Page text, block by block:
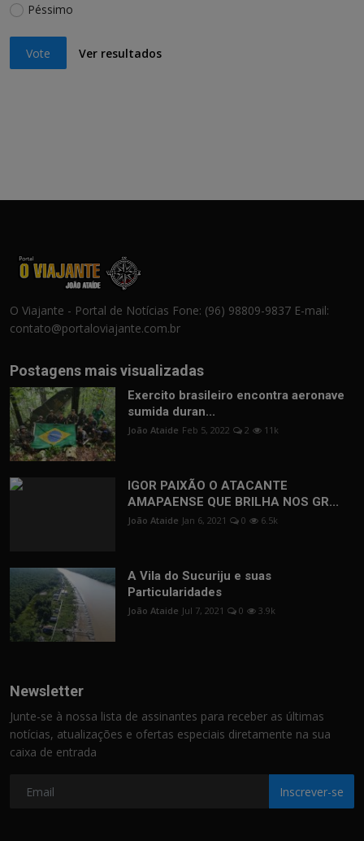
Péssimo
Vote Ver resultados
O Viajante - Portal de Notícias Fone: (96) 98809-9837 E-mail:
contato@portaloviajante.com.br
Postagens mais visualizadas
Exercito brasileiro encontra aeronave
sumida duran...
João Ataide Feb 5, 2022 2 11k
IGOR PAIXÃO O ATACANTE
AMAPAENSE QUE BRILHA NOS GR...
João Ataide Jan 6, 2021 0 6.5k
A Vila do Sucuriju e suas
Particularidades
João Ataide Jul 7, 2021 0 3.9k
Newsletter
Junte-se à nossa lista de assinantes para receber as últimas
notícias, atualizações e ofertas especiais diretamente na sua
caixa de entrada
Inscrever-se